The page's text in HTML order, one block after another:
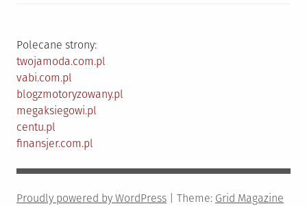
Polecane strony:
twojamoda.com.pl
vabi.com.pl
blogzmotoryzowany.pl
megaksiegowi.pl
centu.pl
finansjer.com.pl
Proudly powered by WordPress Theme: Grid Magazine